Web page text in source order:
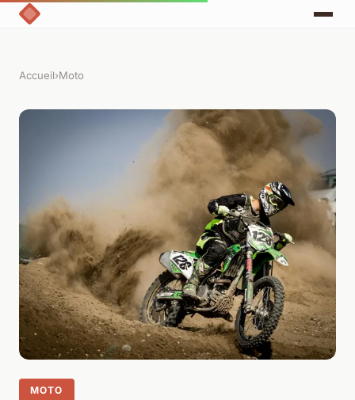
Accueil›Moto
MOTO